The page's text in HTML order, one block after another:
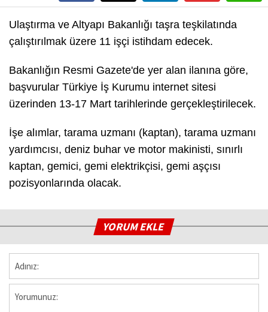
Ulaştırma ve Altyapı Bakanlığı taşra teşkilatında
çalıştırılmak üzere 11 işçi istihdam edecek.
Bakanlığın Resmi Gazete'de yer alan ilanına göre,
başvurular Türkiye İş Kurumu internet sitesi
üzerinden 13-17 Mart tarihlerinde gerçekleştirilecek.
İşe alımlar, tarama uzmanı (kaptan), tarama uzmanı
yardımcısı, deniz buhar ve motor makinisti, sınırlı
kaptan, gemici, gemi elektrikçisi, gemi aşçısı
pozisyonlarında olacak.
YORUM EKLE